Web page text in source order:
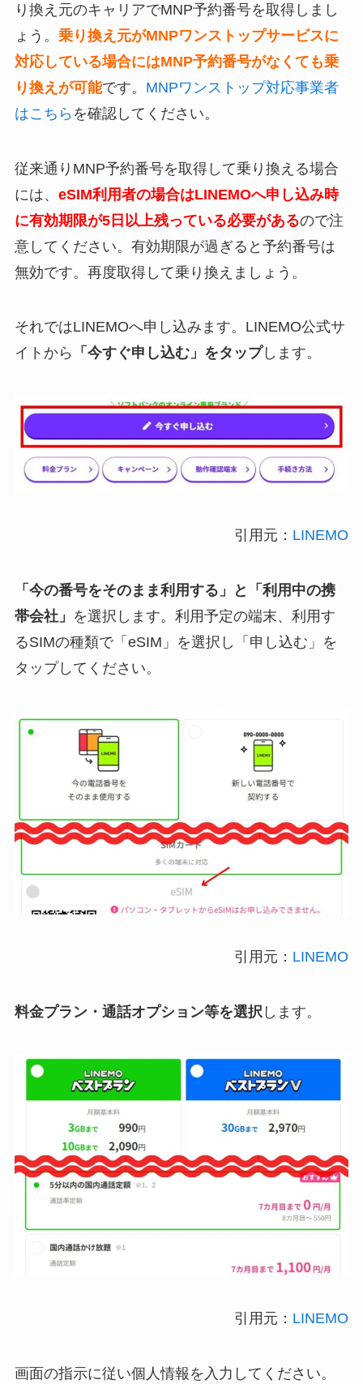
り換え元のキャリアでMNP予約番号を取得しまし
ょう。 乗り換え元がMNPワンストップサービスに
対応している場合にはMNP予約番号がなくても乗
り換えが可能です。 MNPワンストップ対応事業者
はこちら を確認してください。
従来通りMNP予約番号を取得して乗り換える場合
には、 eSIM利用者の場合はLINEMOへ申し込み時
に有効期限が5日以上残っている必要があるので注
意してください。有効期限が過ぎると予約番号は
無効です。再度取得して乗り換えましょう。
それではLINEMOへ申し込みます。LINEMO公式サ
イトから
「今すぐ申し込む」をタップします。
引用元： LINEMO
「今の番号をそのまま利用する」と「利用中の携
帯会社」 を選択します。利用予定の端末、利用す
るSIMの種類で「eSIM」を選択し「申し込む」を
タップしてください。
引用元： LINEMO
料金プラン・通話オプション等を選択 します。
引用元： LINEMO
画面の指示に従い個人情報を入力してください。